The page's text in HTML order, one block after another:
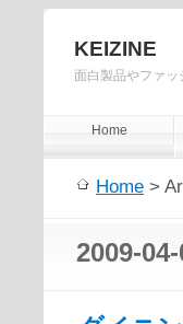
KEIZINE
面白製品やファ
Home
Home >
2009-